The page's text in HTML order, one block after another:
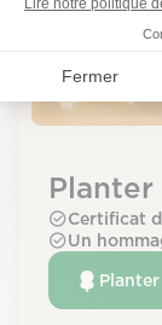
Planter
Certificat
Un